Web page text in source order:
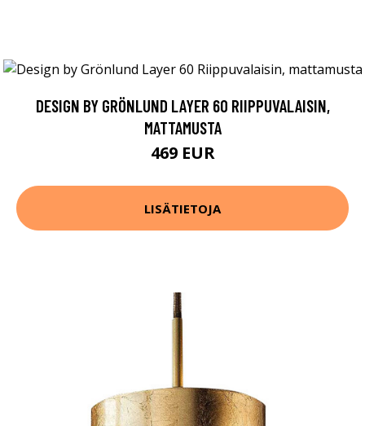
DESIGN BY GRÖNLUND LAYER 60 RIIPPUVALAISIN,
MATTAMUSTA
469 EUR
LISÄTIETOJA